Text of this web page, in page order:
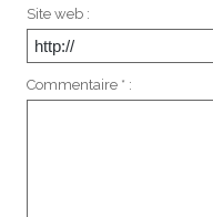
Site web :
Commentaire * :